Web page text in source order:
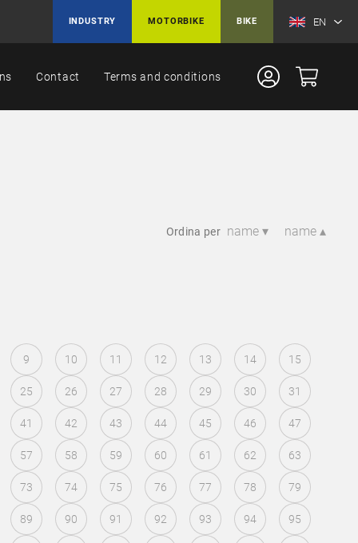
INDUSTRY MOTORBIKE BIKE EN
Contact Terms and conditions
Ordina per name ▾ name ▴
9 10 11 12 13 14 15
25 26 27 28 29 30 31
41 42 43 44 45 46 47
57 58 59 60 61 62 63
73 74 75 76 77 78 79
89 90 91 92 93 94 95